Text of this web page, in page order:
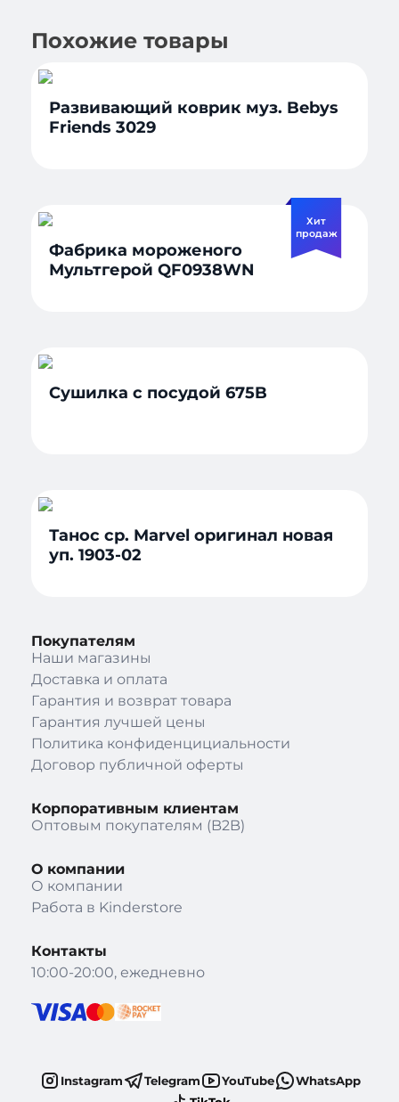
Похожие товары
Развивающий коврик муз. Bebys
Friends 3029
Хит
продаж
Фабрика мороженого
Мультгерой QF0938WN
Сушилка с посудой 675B
Танос ср. Marvel оригинал новая
уп. 1903-02
Покупателям
Наши магазины
Доставка и оплата
Гарантия и возврат товара
Гарантия лучшей цены
Политика конфиденцициальности
Договор публичной оферты
Корпоративным клиентам
Оптовым покупателям (B2B)
О компании
О компании
Работа в Kinderstore
Контакты
10:00-20:00, ежедневно
Instagram Telegram YouTube
WhatsApp